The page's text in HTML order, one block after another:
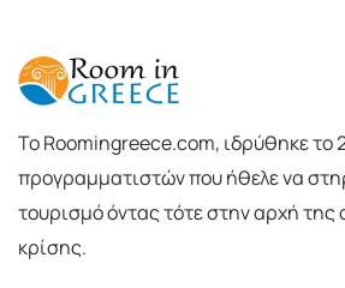
To Roomingreece.com, ιδρύθηκε το
προγραμματιστών που ήθελε να
τουρισμό όντας τότε στην αρχή της
κρίσης.